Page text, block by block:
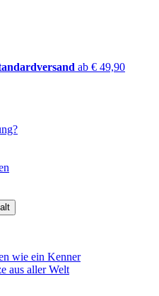
ab € 49,90
wie ein Kenner
aus aller Welt